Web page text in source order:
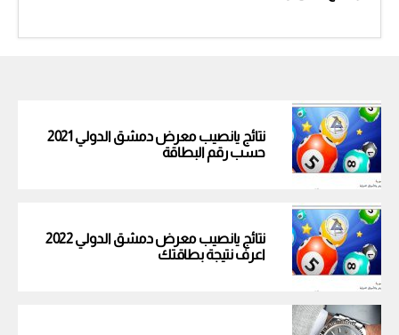
نتائج يانصيب معرض دمشق الدولي 2021
حسب رقم البطاقة
نتائج يانصيب معرض دمشق الدولي 2022
اعرف نتيجة بطاقتك